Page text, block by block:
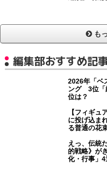
も
編集部おすすめ記
2026年「ベ
ング 3位「
位は？
【フィギュ
に投げ込ま
る普通の花
えっ、伝統
的戦略》が
化・行事」4